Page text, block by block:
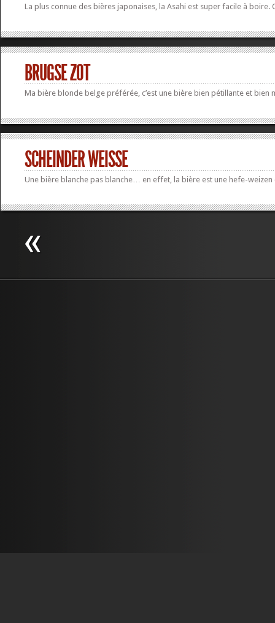
La plus connue des bières japonaises, la Asahi est super facile à
BRUGSE ZOT
Ma bière blonde belge préférée, c’est une bière bien pétillante et bien
SCHEINDER WEISSE
Une bière blanche pas blanche… en effet, la bière est une hefe-